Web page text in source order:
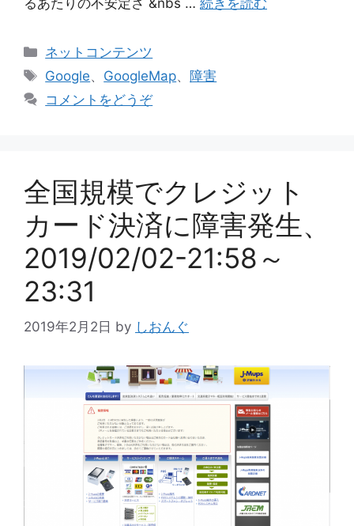
るあたりの不安定さ &nbs … 続きを読む
カ
テ
リ
ネットコンテンツ
タ
グ
Google、 GoogleMap、 障害
コメントをどうぞ
全国規模でクレジット
カード決済に障害発生、
2019/02/02-21:58～
23:31
2019年2月2日 by しおんぐ